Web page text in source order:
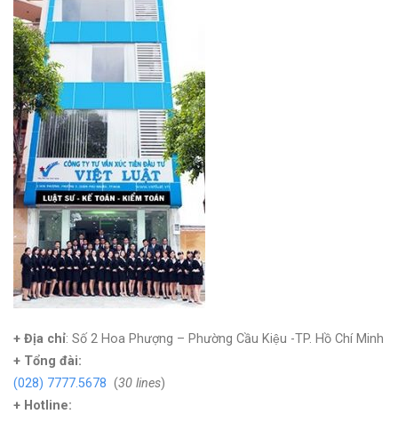
+ Địa chỉ: Số 2 Hoa Phượng – Phường Cầu Kiệu -TP. Hồ Chí Minh
+ Tổng đài:
(028) 7777.5678 (30 lines)
+ Hotline: